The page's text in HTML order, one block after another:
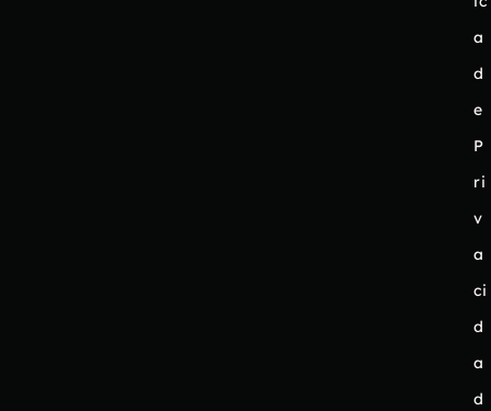
a
d
e
P
ri
v
a
ci
d
a
d